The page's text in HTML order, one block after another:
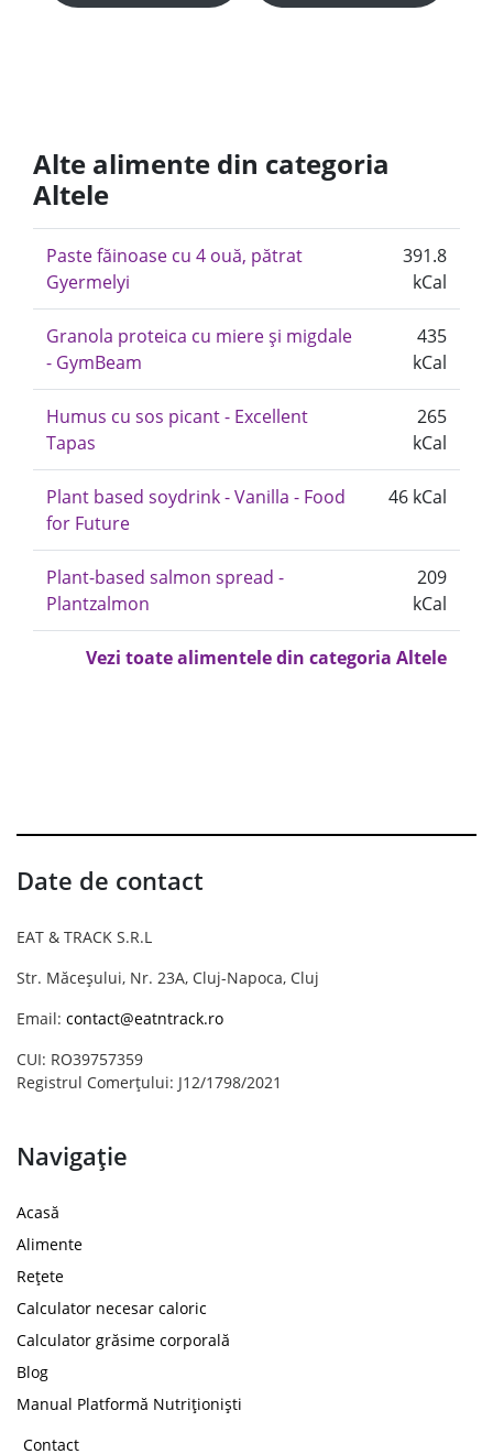
Alte alimente din categoria
Altele
Paste făinoase cu 4 ouă, pătrat
Gyermelyi
391.8
kCal
Granola proteica cu miere și migdale
- GymBeam
435
kCal
Humus cu sos picant - Excellent
Tapas
265
kCal
Plant based soydrink - Vanilla - Food
for Future
46 kCal
Plant-based salmon spread -
Plantzalmon
209
kCal
Vezi toate alimentele din categoria Altele
Date de contact
EAT & TRACK S.R.L
Str. Măceșului, Nr. 23A, Cluj-Napoca, Cluj
Email: contact@eatntrack.ro
CUI: RO39757359
Registrul Comerțului: J12/1798/2021
Navigație
Acasă
Alimente
Rețete
Calculator necesar caloric
Calculator grăsime corporală
Blog
Manual Platformă Nutriționiști
Contact